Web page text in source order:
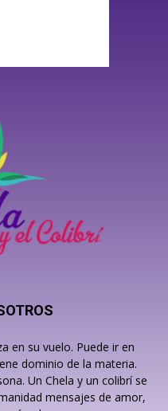
en su vuelo. Puede ir en
dominio de la materia.
Un Chela y un colibrí se
mensajes de amor,